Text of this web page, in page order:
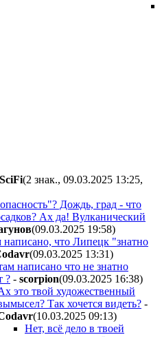
SciFi(2 знак., 09.03.2025 13:25,
Дождь, град - что
Ах да! Вулканический
(09.03.2025 19:58)
написано, что Липецк "знатно
(09.03.2025 13:31)
написано что не знатно
? - scorpion(09.03.2025 16:38)
это твой художественный
Так хочется видеть? -
(10.03.2025 09:13)
Нет, всё дело в твоей